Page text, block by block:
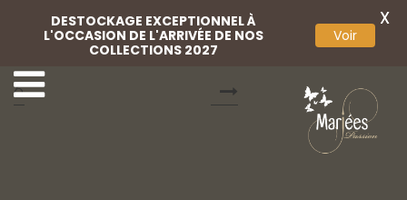
Cocktail Passion 20
6
Cocktail Passion 211
DESTOCKAGE EXCEPTIONNEL À
L'OCCASION DE L'ARRIVÉE DE NOS
COLLECTIONS 2027
Voir
X